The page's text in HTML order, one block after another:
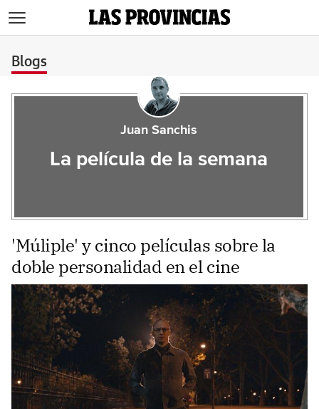
Blogs
Juan Sanchis
La película de la semana
'Múliple' y cinco películas sobre la
doble personalidad en el cine